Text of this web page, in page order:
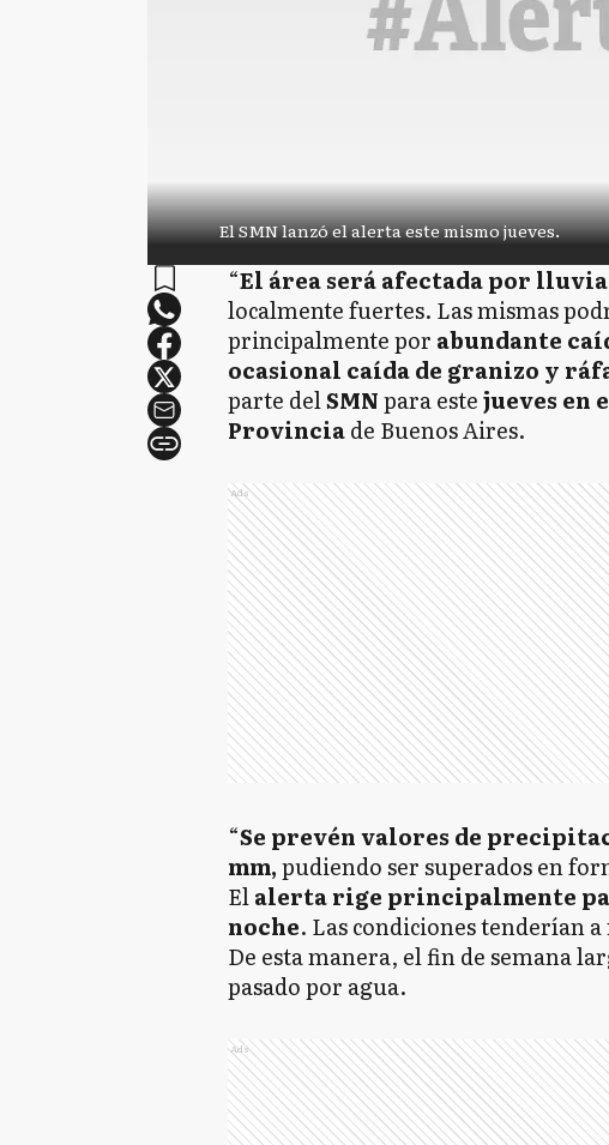
El SMN lanzó el alerta este mismo jueves.
“El área será afectada por
localmente fuertes. Las mismas
principalmente por abundante
ocasional caída de granizo y
parte delSMNpara estejueves en
Provinciade Buenos Aires.
Ads
“Se prevén valores de
mm,pudiendo ser superados en
Elalerta rige principalmente
noche. Las condiciones tenderían
De esta manera, el fin de semana
pasado por agua.
Ads